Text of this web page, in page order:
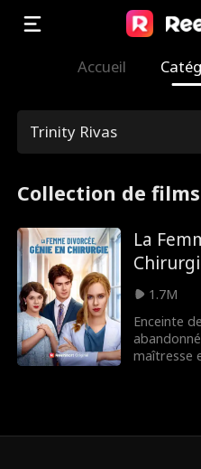
Accueil
Trinity Rivas
Collection de
La
1.7M
Enceinte
maîtresse
Lilly.